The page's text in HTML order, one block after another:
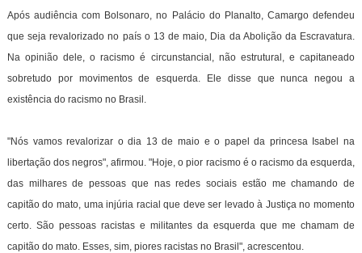
Após audiência com Bolsonaro, no Palácio do Planalto, Camargo defendeu
que seja revalorizado no país o 13 de maio, Dia da Abolição da Escravatura.
Na opinião dele, o racismo é circunstancial, não estrutural, e capitaneado
sobretudo por movimentos de esquerda. Ele disse que nunca negou a
existência do racismo no Brasil.
"Nós vamos revalorizar o dia 13 de maio e o papel da princesa Isabel na
libertação dos negros", afirmou. "Hoje, o pior racismo é o racismo da esquerda,
das milhares de pessoas que nas redes sociais estão me chamando de
capitão do mato, uma injúria racial que deve ser levado à Justiça no momento
certo. São pessoas racistas e militantes da esquerda que me chamam de
capitão do mato. Esses, sim, piores racistas no Brasil", acrescentou.